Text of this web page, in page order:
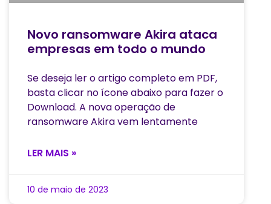
Novo ransomware Akira ataca
empresas em todo o mundo
Se deseja ler o artigo completo em PDF,
basta clicar no ícone abaixo para fazer o
Download. A nova operação de
ransomware Akira vem lentamente
LER MAIS »
10 de maio de 2023